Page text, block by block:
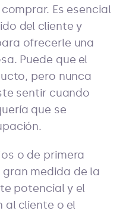
Es esencial
del cliente y
ofrecerle una
Puede que el
pero nunca
sentir cuando
que se
o de primera
medida de la
potencial y el
al cliente o el